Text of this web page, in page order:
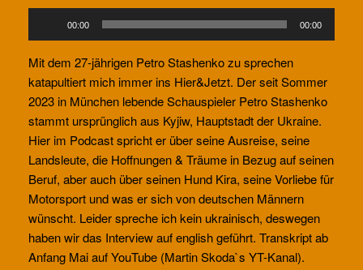
00:00 00:00
Mit dem 27-jährigen Petro Stashenko zu sprechen
katapultiert mich immer ins Hier&Jetzt. Der seit Sommer
2023 in München lebende Schauspieler Petro Stashenko
stammt ursprünglich aus Kyjiw, Hauptstadt der Ukraine.
Hier im Podcast spricht er über seine Ausreise, seine
Landsleute, die Hoffnungen & Träume in Bezug auf seinen
Beruf, aber auch über seinen Hund Kira, seine Vorliebe für
Motorsport und was er sich von deutschen Männern
wünscht. Leider spreche ich kein ukrainisch, deswegen
haben wir das Interview auf english geführt. Transkript ab
Anfang Mai auf YouTube (Martin Skoda`s YT-Kanal).